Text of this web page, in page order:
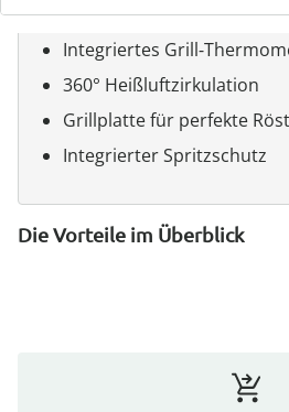
2‑in‑1: Frittieren & Grillen
Integriertes
360° Heißluftzirkulation
Grillplatte für perfekte
Integrierter Spritzschutz
Die Vorteile im Überblick